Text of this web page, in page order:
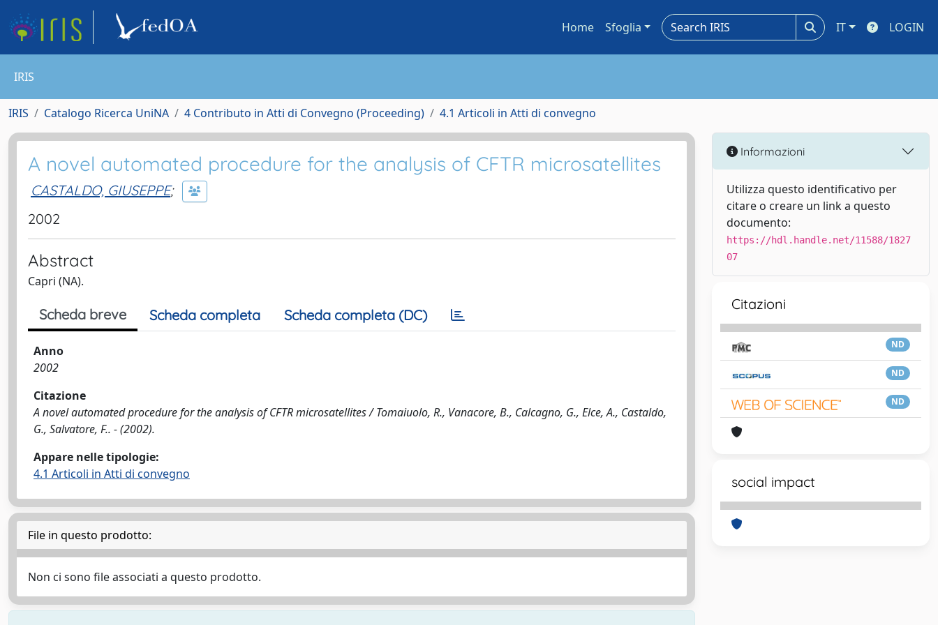
Home Sfoglia IT LOGIN
IRIS
IRIS Catalogo Ricerca UniNA 4 Contributo in Atti di Convegno (Proceeding) 4.1 Articoli in Atti di convegno
A novel automated procedure for the analysis of CFTR microsatellites
CASTALDO, GIUSEPPE;
2002
Abstract
Capri (NA).
Scheda breve Scheda completa Scheda completa (DC)
Anno
2002
Citazione
A novel automated procedure for the analysis of CFTR microsatellites / Tomaiuolo, R., Vanacore, B., Calcagno, G., Elce, A., Castaldo,
G., Salvatore, F.. - (2002).
Appare nelle tipologie:
4.1 Articoli in Atti di convegno
File in questo prodotto:
Non ci sono file associati a questo prodotto.
Informazioni
Utilizza questo identificativo per
citare o creare un link a questo
documento:
https://hdl.handle.net/11588/1827
07
Citazioni
ND
ND
ND
social impact